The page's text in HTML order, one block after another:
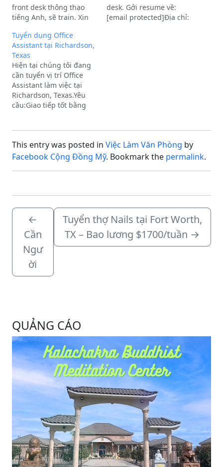
front desk thông thạo
tiếng Anh, sẽ train. Xin
[email protected]Địa chỉ:
RICHARDSON, TX
desk. Gởi resume về:
[email protected]Địa chỉ:
Tuyển dụng Office
Assistant tại Richardson,
Texas
Hiện tại chúng tôi đang
cần tuyển vị trí Office
Assistant làm việc tại
Richardson, Texas.Yêu
cầu:Giao tiếp tốt bằng
trách nhiệm, chăm chỉ,
và hỗ trợ công việc văn
This entry was posted in Việc Làm Văn Phòng by
Facebook Cộng Đồng Mỹ. Bookmark the permalink.
←
Cần
Ngư
ời
Tuyển thợ Nails tại Fort Worth,
TX – Bao lương $1700/tuần →
QUẢNG CÁO